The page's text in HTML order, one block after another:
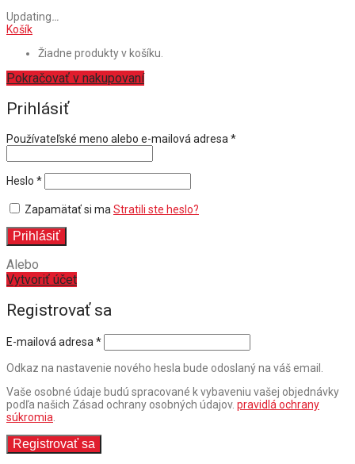
Updating…
Košík
Žiadne produkty v košíku.
Pokračovať v nakupovaní
Prihlásiť
Používateľské meno alebo e-mailová adresa *Povinné
Heslo *Povinné
Zapamätať si ma Stratili ste heslo?
Prihlásiť
Alebo
Vytvoriť účet
Registrovať sa
E-mailová adresa *
Odkaz na nastavenie nového hesla bude odoslaný na váš email.
Vaše osobné údaje budú spracované k vybaveniu vašej objednávky
podľa našich Zásad ochrany osobných údajov. pravidlá ochrany
súkromia
Registrovať sa